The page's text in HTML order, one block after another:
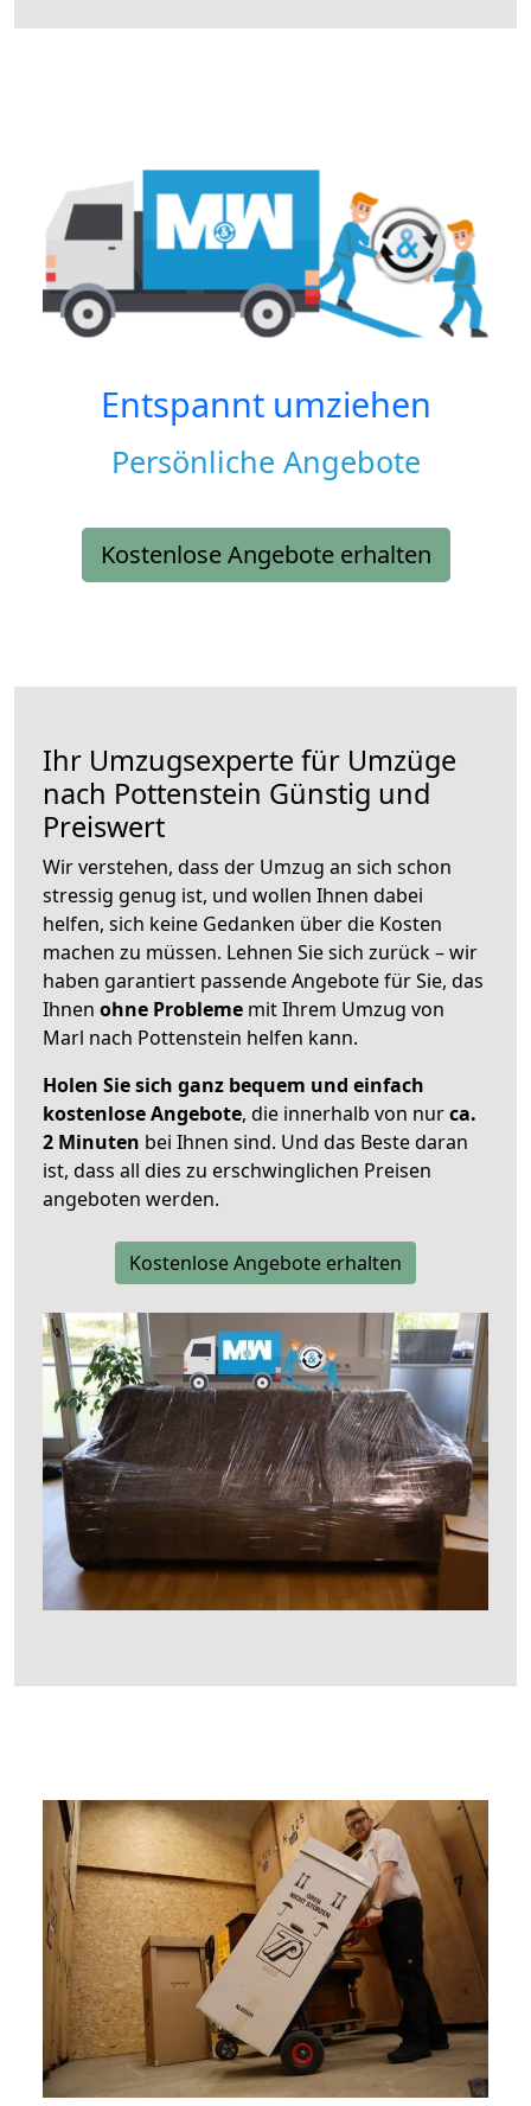
Entspannt umziehen
Persönliche Angebote
Kostenlose Angebote erhalten
Ihr Umzugsexperte für Umzüge
nach Pottenstein Günstig und
Preiswert
Wir verstehen, dass der Umzug an sich schon
stressig genug ist, und wollen Ihnen dabei
helfen, sich keine Gedanken über die Kosten
machen zu müssen. Lehnen Sie sich zurück – wir
haben garantiert passende Angebote für Sie, das
Ihnen ohne Probleme mit Ihrem Umzug von
Marl nach Pottenstein helfen kann.
Holen Sie sich ganz bequem und einfach
kostenlose Angebote, die innerhalb von nurca.
2 Minuten bei Ihnen sind. Und das Beste daran
ist, dass all dies zu erschwinglichen Preisen
angeboten werden.
Kostenlose Angebote erhalten